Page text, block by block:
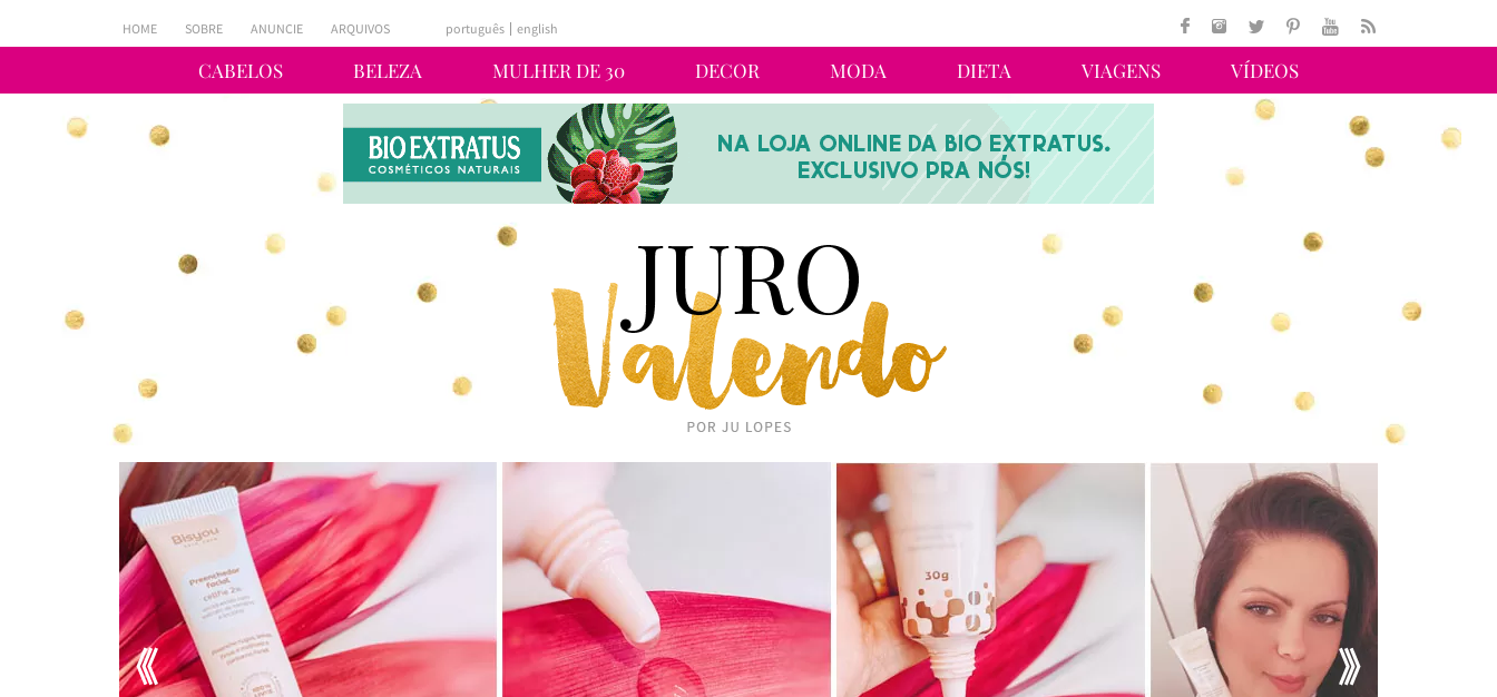
CABELOS BELEZA MULHER DE 30 DECOR MODA DIETA VIAGENS VÍDEOS
HOME SOBRE ANUNCIE ARQUIVOS português english